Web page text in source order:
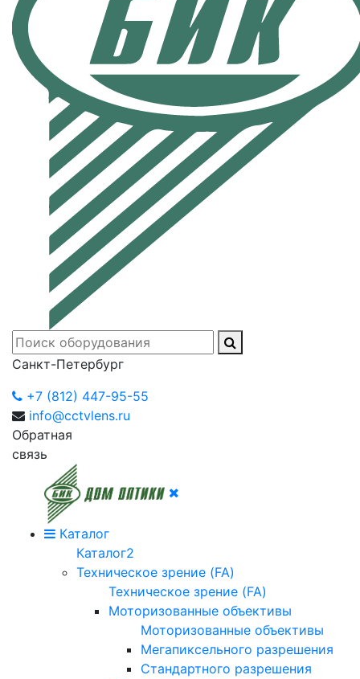
Санкт-Петербург
+7 (812) 447-95-55
info@cctvlens.ru
Обратная
связь
Каталог
Каталог2
Техническое зрение (FA)
Техническое зрение (FA)
Моторизованные объективы
Моторизованные объективы
Мегапиксельного разрешения
Стандартного разрешения